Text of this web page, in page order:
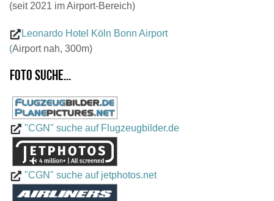
(seit 2021 im Airport-Bereich)
Leonardo Hotel Köln Bonn Airport
(Airport nah, 300m)
Foto suche...
"CGN" suche auf Flugzeugbilder.de
"CGN" suche auf jetphotos.net